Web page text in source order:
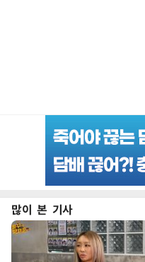
많이 본 기사